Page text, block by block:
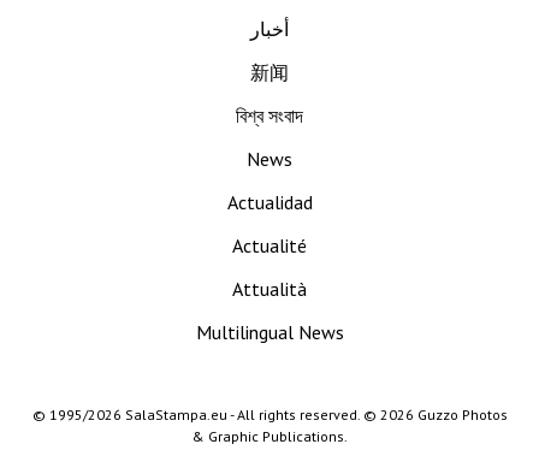
أخبار
新闻
বিশ্ব সংবাদ
News
Actualidad
Actualité
Attualità
Multilingual News
© 1995/2026 SalaStampa.eu - All rights reserved. © 2026 Guzzo Photos
& Graphic Publications.